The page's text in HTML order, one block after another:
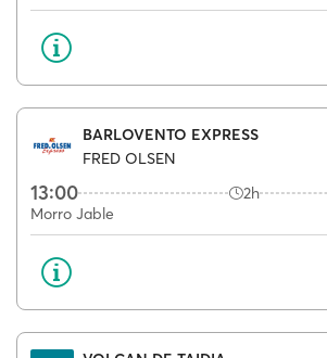
BARLOVENTO EXPRESS
FRED OLSEN
13:00 2h
Morro Jable